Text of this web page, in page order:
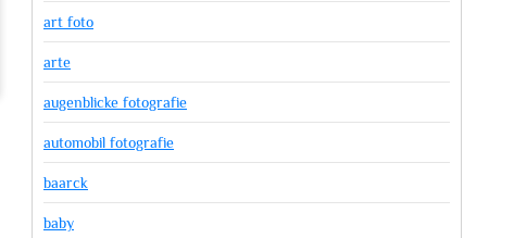
art foto
arte
augenblicke fotografie
automobil fotografie
baarck
baby